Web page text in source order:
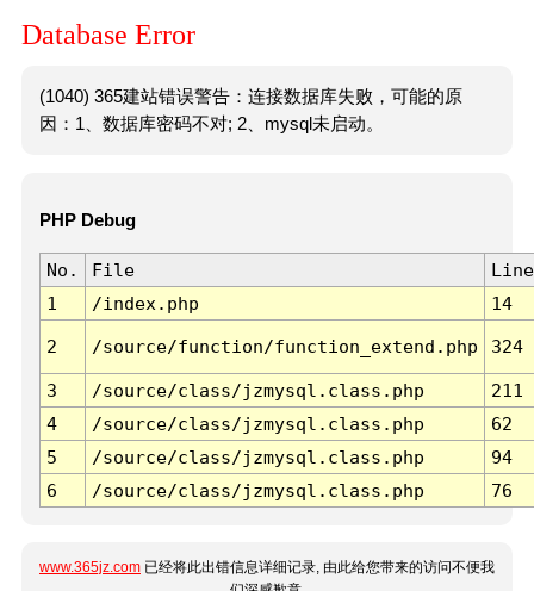
Database Error
(1040) 365建站错误警告：连接数据库失败，可能的原
因：1、数据库密码不对; 2、mysql未启动。
PHP Debug
No. File
Line
1
/index.php 14
2 /source/function/function_extend.php 324
3 /source/class/jzmysql.class.php
211
4
/source/class/jzmysql.class.php
62
5
/source/class/jzmysql.class.php
94
6
/source/class/jzmysql.class.php 76
www.365jz.com 已经将此出错信息详细记录, 由此给您带来的访问不便我